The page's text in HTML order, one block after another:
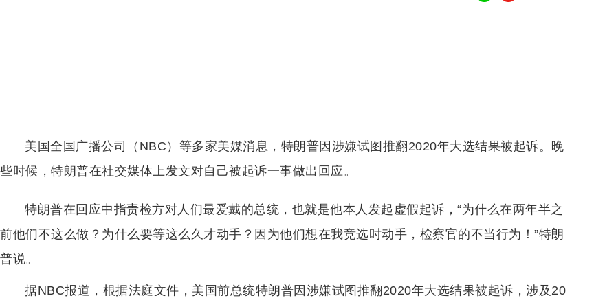
美国全国广播公司（NBC）等多家美媒消息，特朗普因涉嫌试图推翻2020年大选结果被起诉。晚
些时候，特朗普在社交媒体上发文对自己被起诉一事做出回应。
特朗普在回应中指责检方对人们最爱戴的总统，也就是他本人发起虚假起诉，“为什么在两年半之
前他们不这么做？为什么要等这么久才动手？因为他们想在我竞选时动手，检察官的不当行为！”特朗
普说。
据NBC报道，根据法庭文件，美国前总统特朗普因涉嫌试图推翻2020年大选结果被起诉，涉及20